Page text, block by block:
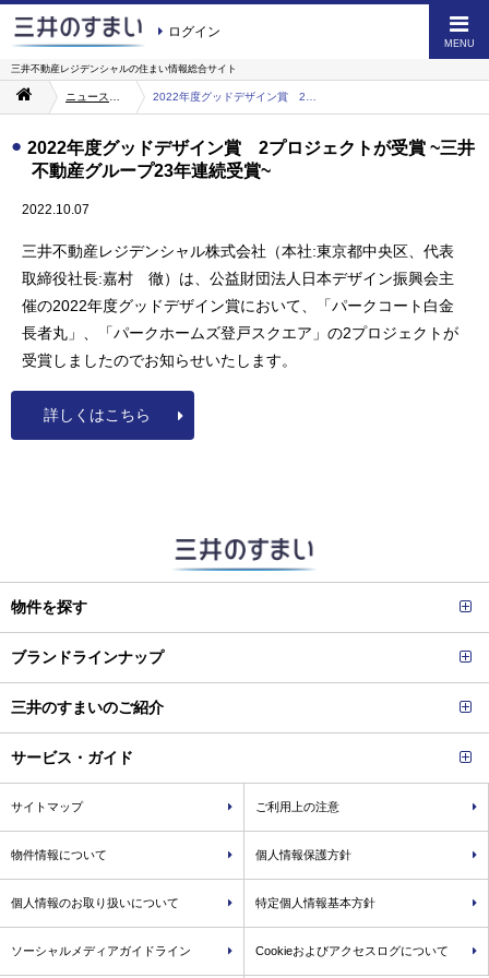
ログイン
MENU
三井不動産レジデンシャルの住まい情報総合サイト
2022年度グッドデザイン賞 2プロジェクトが受賞 ~三井
不動産グループ23年連続受賞~
2022.10.07
三井不動産レジデンシャル株式会社（本社:東京都中央区、代表
取締役社長:嘉村 徹）は、公益財団法人日本デザイン振興会主
催の2022年度グッドデザイン賞において、「パークコート白金
長者丸」、「パークホームズ登戸スクエア」の2プロジェクトが
受賞しましたのでお知らせいたします。
詳しくはこちら
物件を探す
ブランドラインナップ
三井のすまいのご紹介
サービス・ガイド
サイトマップ ご利用上の注意
物件情報について 個人情報保護方針
個人情報のお取り扱いについて 特定個人情報基本方針
ソーシャルメディアガイドライン Cookieおよびアクセスログについて